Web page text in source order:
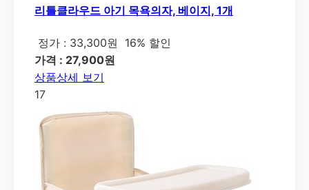
리틀클라우드 아기 목욕의자, 베이지, 1개
정가 : 33,300원
16% 할인
가격 : 27,900원
상품상세 보기
17